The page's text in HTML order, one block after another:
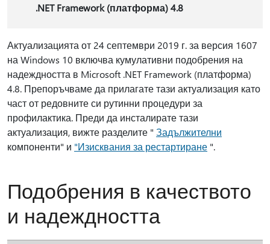
.NET Framework (платформа) 4.8
Актуализацията от 24 септември 2019 г. за версия 1607
на Windows 10 включва кумулативни подобрения на
надеждността в Microsoft .NET Framework (платформа)
4.8. Препоръчваме да прилагате тази актуализация като
част от редовните си рутинни процедури за
профилактика. Преди да инсталирате тази
актуализация, вижте разделите " Задължителни
компоненти" и "Изисквания за рестартиране ".
Подобрения в качеството
и надеждността